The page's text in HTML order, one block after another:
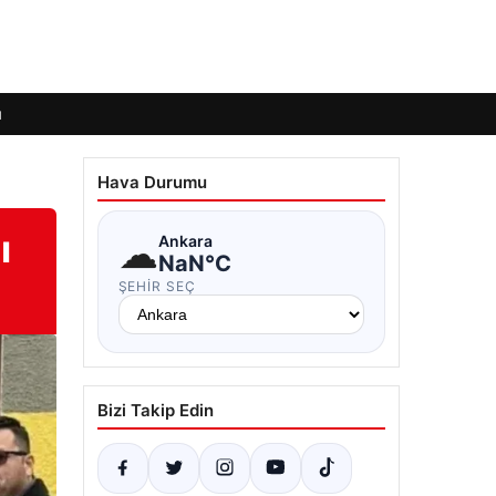
Hava Durumu
☁Ankara
NaN°C
ŞEHIR SEÇ
Bizi Takip Edin